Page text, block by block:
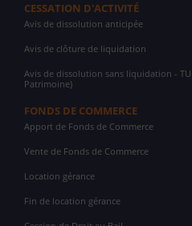
CESSATION D'ACTIVITÉ
Avis de dissolution anticipée
Avis de clôture de liquidation
Avis de dissolution sans liquidation -
Patrimoine)
FONDS DE COMMERCE
Apport de Fonds de Commerce
Vente de Fonds de Commerce
Location gérance
Fin de location gérance